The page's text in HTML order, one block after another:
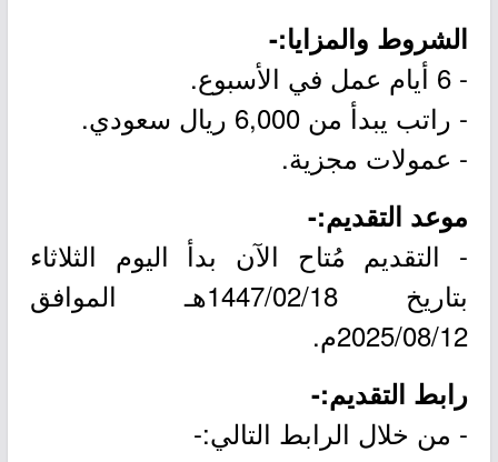
الشروط والمزايا:-
- 6 أيام عمل في الأسبوع.
- راتب يبدأ من 6,000 ريال سعودي.
- عمولات مجزية.
موعد التقديم:-
- التقديم مُتاح الآن بدأ اليوم الثلاثاء
بتاريخ 1447/02/18هـ الموافق
2025/08/12م.
رابط التقديم:-
- من خلال الرابط التالي:-